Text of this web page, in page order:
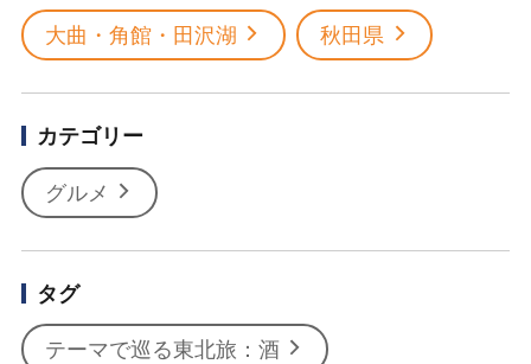
大曲・角館・田沢湖 秋田県
カテゴリー
グルメ
タグ
テーマで巡る東北旅：酒